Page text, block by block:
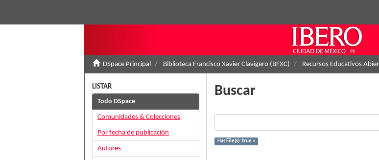
DSpace Principal Biblioteca Francisco Xavier Clavigero (BFXC) Recursos Educativos
Buscar
Has File(s): true ×
LISTAR
Todo DSpace
Comunidades & Colecciones
Por fecha de publicación
Autores